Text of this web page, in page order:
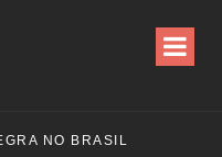
NO BRASIL